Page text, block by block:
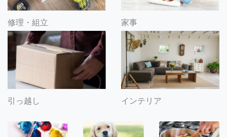
修理・組立 家事
引っ越し インテリア